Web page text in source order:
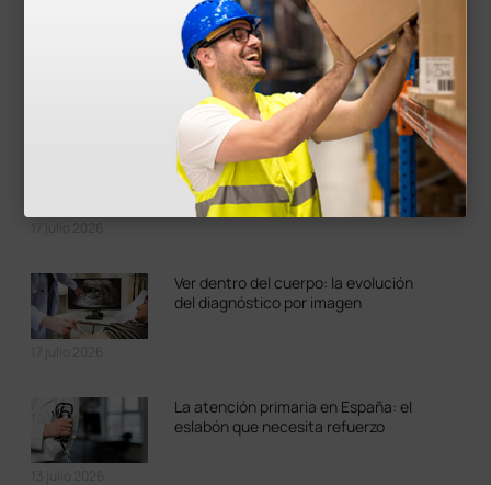
LOS MÁS RECIENTES
Prótesis y rehabilitación: las grandes
aceleraciones bélicas
Ver dentro del cuerpo: la evolución
del diagnóstico por imagen
La atención primaria en España: el
eslabón que necesita refuerzo